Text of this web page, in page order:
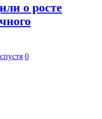
о росте
0